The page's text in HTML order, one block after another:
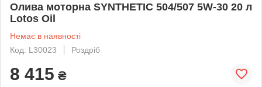
Олива моторна SYNTHETIC 504/507 5W-30 20 л
Lotos Oil
Немає в наявності
Код: L30023
Роздріб
8 415 ₴